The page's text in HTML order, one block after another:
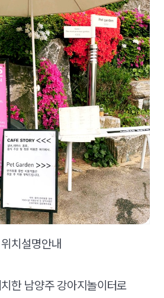
위치설명안내
한 남양주 강아지놀이터로